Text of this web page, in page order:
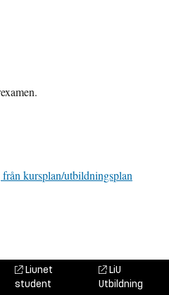
kursplan/utbildningsplan
Liunet
student
LiU
Utbildning